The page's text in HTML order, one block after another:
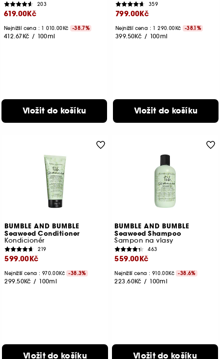
203
619.00Kč
Nejnižší cena : 1 010.00Kč -38.7%
412.67Kč / 100ml
Vložit do košíku
359
799.00Kč
Nejnižší cena : 1 290.00Kč -38.1%
399.50Kč / 100ml
Vložit do košíku
BUMBLE AND BUMBLE
Seaweed Conditioner
Kondicionér
219
599.00Kč
Nejnižší cena : 970.00Kč -38.3%
299.50Kč / 100ml
Vložit do košíku
BUMBLE AND BUMBLE
Seaweed Shampoo
Šampon na vlasy
463
559.00Kč
Nejnižší cena : 910.00Kč -38.6%
223.60Kč / 100ml
Vložit do košíku